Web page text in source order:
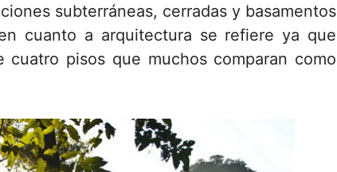
subterráneas, cerradas y basamentos
cuanto a arquitectura se refiere ya que
pisos que muchos comparan como